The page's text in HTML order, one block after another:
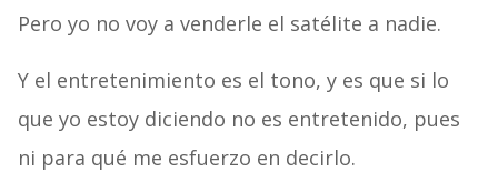
Pero yo no voy a venderle el satélite a nadie.
Y el entretenimiento es el tono, y es que si lo
que yo estoy diciendo no es entretenido, pues
ni para qué me esfuerzo en decirlo.